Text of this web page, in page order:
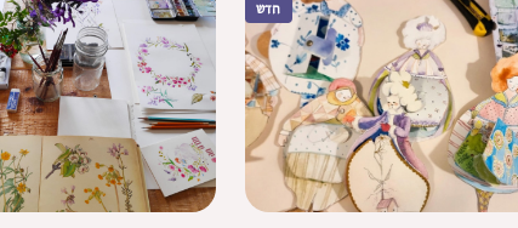
חדש